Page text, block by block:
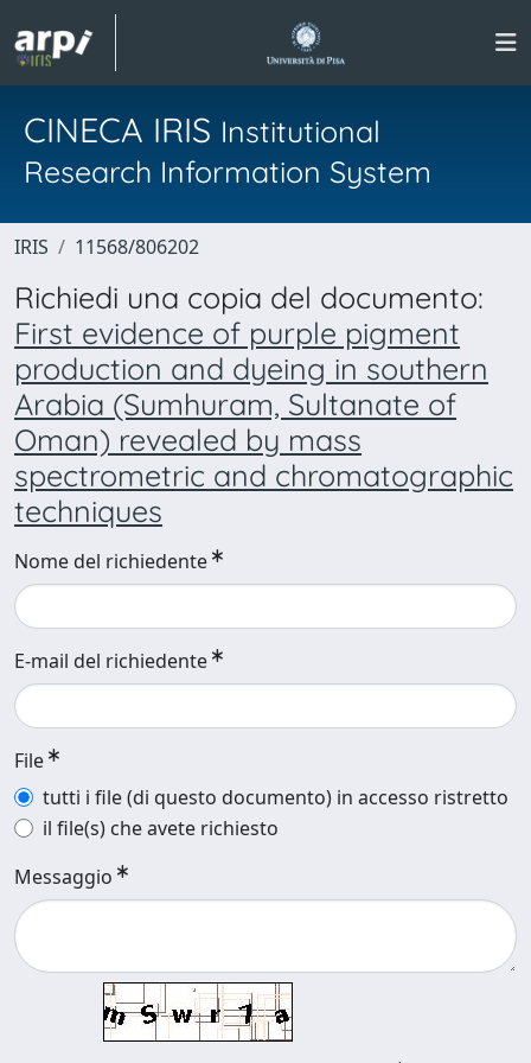
CINECA IRIS Institutional
Research Information System
IRIS 11568/806202
Richiedi una copia del documento:
First evidence of purple pigment
production and dyeing in southern
Arabia (Sumhuram, Sultanate of
Oman) revealed by mass
spectrometric and chromatographic
techniques
Nome del richiedente
E-mail del richiedente
File
tutti i file (di questo documento) in accesso ristretto
il file(s) che avete richiesto
Messaggio